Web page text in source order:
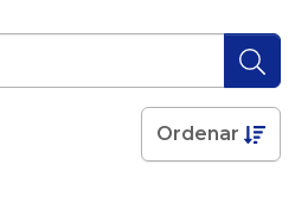
Ordenar